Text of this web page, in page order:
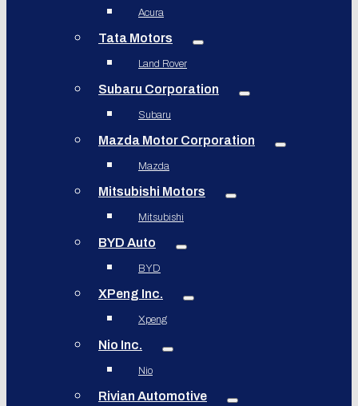
Acura
Tata Motors
Land Rover
Subaru Corporation
Subaru
Mazda Motor Corporation
Mazda
Mitsubishi Motors
Mitsubishi
BYD Auto
BYD
XPeng Inc.
Xpeng
Nio Inc.
Nio
Rivian Automotive